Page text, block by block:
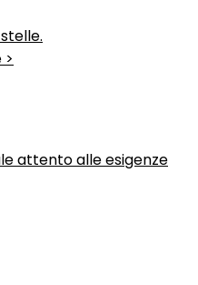
attento alle esigenze